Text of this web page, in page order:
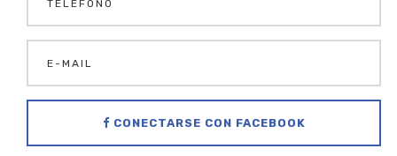
CONECTARSE CON FACEBOOK